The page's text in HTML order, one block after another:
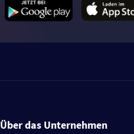
Über das Unternehmen